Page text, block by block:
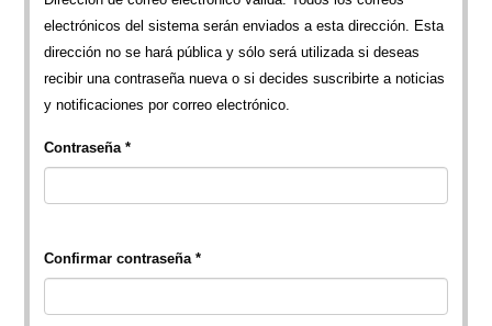
electrónicos del sistema serán enviados a esta dirección. Esta
dirección no se hará pública y sólo será utilizada si deseas
recibir una contraseña nueva o si decides suscribirte a noticias
y notificaciones por correo electrónico.
Contraseña*
Confirmar contraseña*